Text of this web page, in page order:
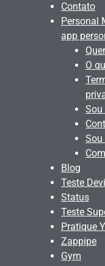
Contato
Personal
app
O
Sou
Sou
Blog
Teste
Status
Teste
Pratique
Zappipe
Gym